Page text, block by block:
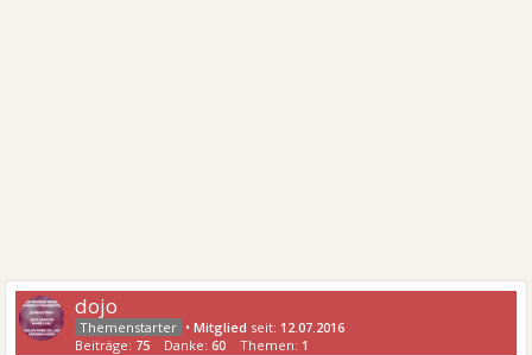
dojo
•Mitglied seit: 12.07.2016
Beiträge: 75 Danke:60 Themen: 1